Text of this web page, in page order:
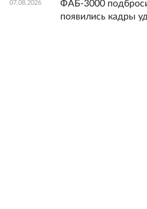
07.08.2026
ФАБ-3000
появились кадры